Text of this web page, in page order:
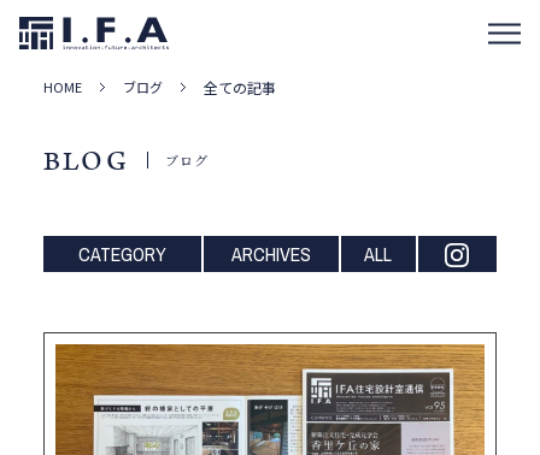
HOME ブログ 全ての記事
BLOG ブログ
CATEGORY ARCHIVES ALL